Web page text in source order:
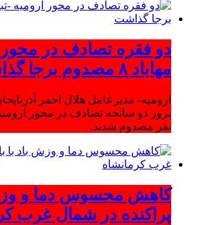
دو فقره تصادف در محور
مهاباد ۸ مصدوم برجا گذاشت
ارومیه- مدیرعامل هلال احمر
نفر مصدوم شدند.
کاهش محسوس دما و
پراکنده در شمال غرب